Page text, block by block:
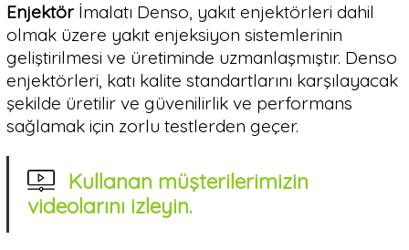
Enjektör İmalatı Denso, yakıt enjektörleri dahil
olmak üzere yakıt enjeksiyon sistemlerinin
geliştirilmesi ve üretiminde uzmanlaşmıştır. Denso
enjektörleri, katı kalite standartlarını karşılayacak
şekilde üretilir ve güvenilirlik ve performans
sağlamak için zorlu testlerden geçer.
Kullanan müşterilerimizin
videolarını izleyin.